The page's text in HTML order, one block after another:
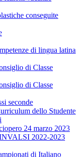
conseguite
di lingua latina
di Classe
di Classe
seconde
dello Studente
24 marzo 2023
2022-2023
di Italiano